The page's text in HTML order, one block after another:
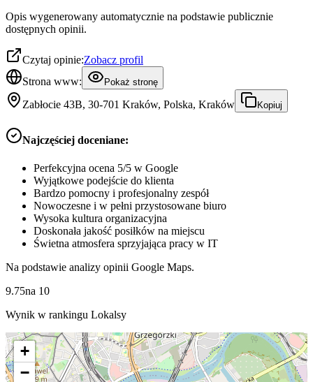
Opis wygenerowany automatycznie na podstawie publicznie
dostępnych opinii.
Czytaj opinie:Zobacz profil
Strona www:
Pokaż stronę
Zabłocie 43B, 30-701 Kraków, Polska, Kraków Kopiuj
Najczęściej doceniane:
Perfekcyjna ocena 5/5 w Google
Wyjątkowe podejście do klienta
Bardzo pomocny i profesjonalny zespół
Nowoczesne i w pełni przystosowane biuro
Wysoka kultura organizacyjna
Doskonała jakość posiłków na miejscu
Świetna atmosfera sprzyjająca pracy w IT
Na podstawie analizy opinii Google Maps.
9.75na 10
Wynik w rankingu Lokalsy
+
−